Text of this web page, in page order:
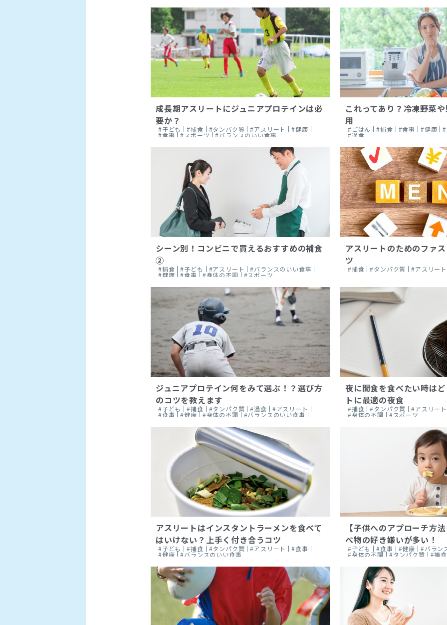
成長期アスリートにジュニアプロテインは必
要か？
#子ども #捕食 #タンパク質 #アスリート #健康
#食事 #スポーツ #バランスのいい食事
これってあり？冷凍野菜
用
#ごはん #捕食 #食事 #健康
#過食
シーン別！コンビニで買えるおすすめの補食
②
#捕食 #子ども #アスリート #バランスのいい食事
#健康 #食事 #身体の不調 #スポーツ
アスリートのためのファ
ツ
#捕食 #タンパク質 #アスリート
ジュニアプロテイン何をみて選ぶ！？選び方
のコツを教えます
#子ども #捕食 #タンパク質 #過食 #アスリート
#食事 #健康 #身体の不調 #バランスのいい食事
夜に間食を食べたい時は
トに最適の夜食
#捕食 #タンパク質 #アスリート
#身体の不調 #スポーツ
アスリートはインスタントラーメンを食べて
はいけない？上手く付き合うコツ
#子ども #捕食 #タンパク質 #アスリート #食事
#健康 #バランスのいい食事
【子供へのアプローチ方
べ物の好き嫌いが多い！
#子ども #食事 #健康 #バラン
#身体の不調 #タンパク質 #捕食